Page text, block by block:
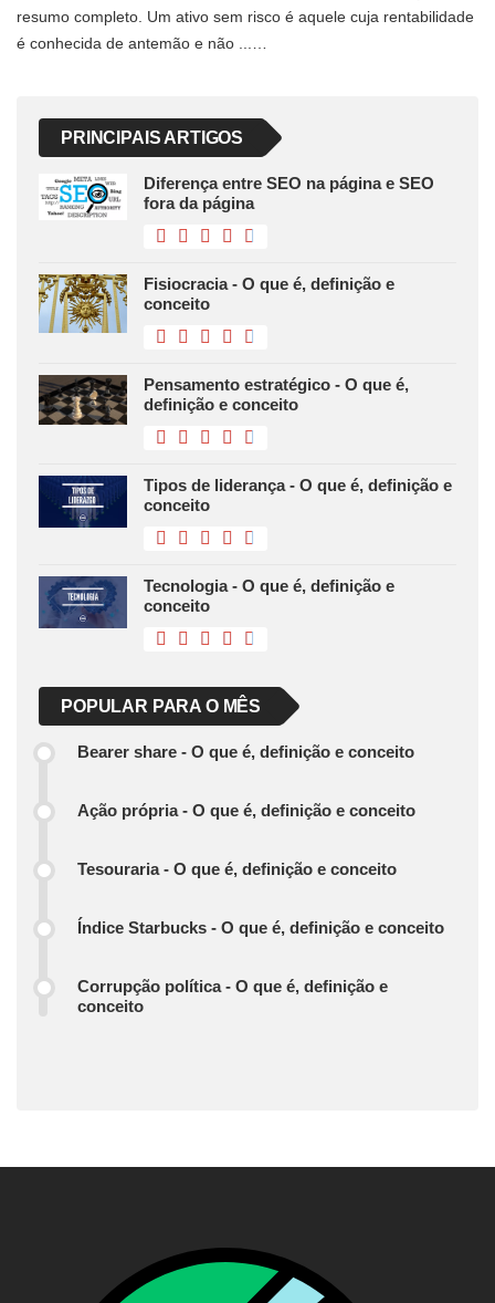
resumo completo. Um ativo sem risco é aquele cuja rentabilidade
é conhecida de antemão e não ...…
PRINCIPAIS ARTIGOS
Diferença entre SEO na página e SEO
fora da página
Fisiocracia - O que é, definição e
conceito
Pensamento estratégico - O que é,
definição e conceito
Tipos de liderança - O que é, definição e
conceito
Tecnologia - O que é, definição e
conceito
POPULAR PARA O MÊS
Bearer share - O que é, definição e conceito
Ação própria - O que é, definição e conceito
Tesouraria - O que é, definição e conceito
Índice Starbucks - O que é, definição e conceito
Corrupção política - O que é, definição e
conceito